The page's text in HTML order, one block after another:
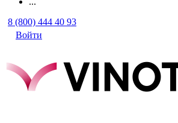
8 (800) 444 40 93
Войти